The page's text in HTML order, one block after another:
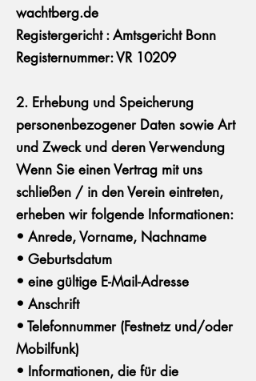
wachtberg.de
Registergericht : Amtsgericht Bonn
Registernummer: VR 10209
2. Erhebung und Speicherung
personenbezogener Daten sowie Art
und Zweck und deren Verwendung
Wenn Sie einen Vertrag mit uns
schließen / in den Verein eintreten,
erheben wir folgende Informationen:
• Anrede, Vorname, Nachname
• Geburtsdatum
• eine gültige E-Mail-Adresse
• Anschrift
• Telefonnummer (Festnetz und/oder
Mobilfunk)
• Informationen, die für die